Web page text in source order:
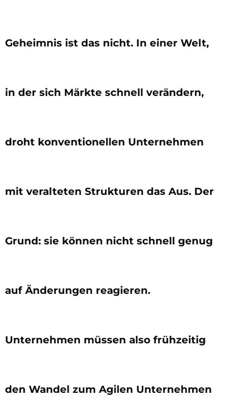
Geheimnis ist das nicht. In einer Welt,
in der sich Märkte schnell verändern,
droht konventionellen Unternehmen
mit veralteten Strukturen das Aus. Der
Grund: sie können nicht schnell genug
auf Änderungen reagieren.
Unternehmen müssen also frühzeitig
den Wandel zum Agilen Unternehmen